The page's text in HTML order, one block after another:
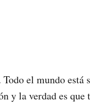
el mundo está
y la verdad es que